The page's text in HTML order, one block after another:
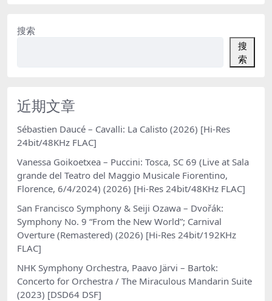
搜索
搜
索
近期文章
Sébastien Daucé – Cavalli: La Calisto (2026) [Hi-Res
24bit/48KHz FLAC]
Vanessa Goikoetxea – Puccini: Tosca, SC 69 (Live at Sala
grande del Teatro del Maggio Musicale Fiorentino,
Florence, 6/4/2024) (2026) [Hi-Res 24bit/48KHz FLAC]
San Francisco Symphony & Seiji Ozawa – Dvořák:
Symphony No. 9 “From the New World”; Carnival
Overture (Remastered) (2026) [Hi-Res 24bit/192KHz
FLAC]
NHK Symphony Orchestra, Paavo Järvi – Bartok:
Concerto for Orchestra / The Miraculous Mandarin Suite
(2023) [DSD64 DSF]